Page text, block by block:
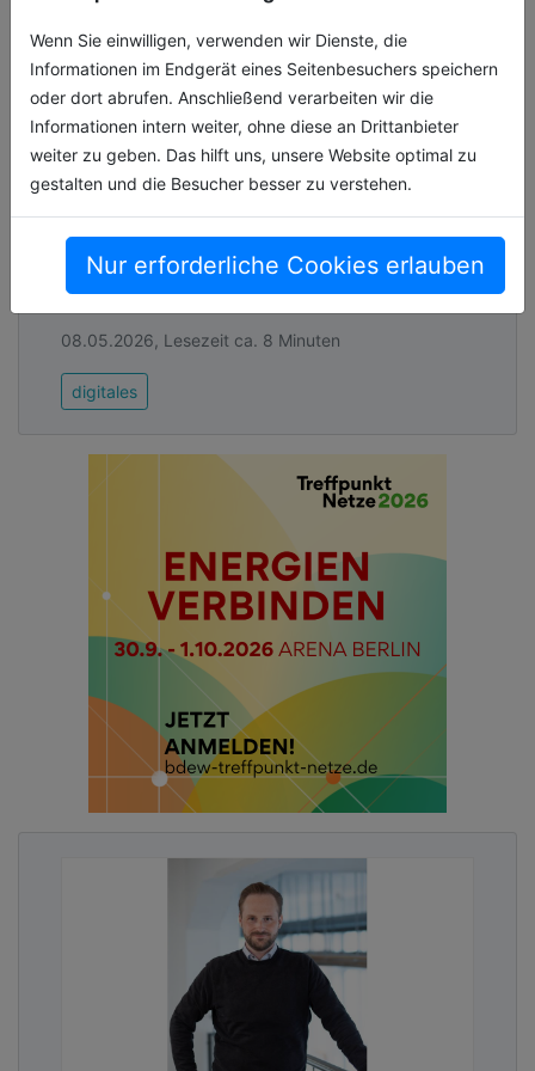
Wenn Sie einwilligen, verwenden wir Dienste, die
Informationen im Endgerät eines Seitenbesuchers speichern
oder dort abrufen. Anschließend verarbeiten wir die
Informationen intern weiter, ohne diese an Drittanbieter
weiter zu geben. Das hilft uns, unsere Website optimal zu
gestalten und die Besucher besser zu verstehen.
Nur erforderliche Cookies erlauben
Kommunikationsmaßnahmen für alle
Zielgruppen in den geeigneten Kanälen,
gemeinsam mit den Verantwortlichen für die
Kommunikationsinstrumente und/oder -
kanäle.
Krisenmeldungen.
Analyse des Wahrheitsgehalts der Vorwürfe:
Recherche in den Fachabteilungen und bei
externen Stellen.
Entscheidung über die grundsätzliche
Reputationsstrategie: Schweigen, Reagieren
oder Verdrängen und davon abhängig,
Entscheidung, welche Zielgruppen aktiv und
welche reaktiv informiert werden.
Für diese Zwecke erhält die Pressestelle
alle Social-Media-Kanäle der Kommune und
auf alle alternativen Online-Kanäle sowie auf
Von der Theorie in die Praxis
Die Planung der Krisenkommunikation umfasst
auch viele praktische Aspekte der Umsetzung.
Knackpunkt Kommunikation
Anton Carniaux, Chefjustiziar von Microsoft
France, schockierte Millionen Microsoft-
Kunden & Regierungen in Europa. [...]
08.05.2026, Lesezeit ca. 8 Minuten
digitales